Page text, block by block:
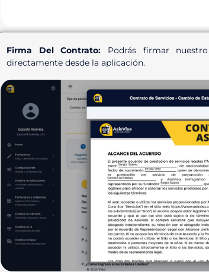
Firma Del Contrato: Podrás firmar
directamente desde la aplicación.